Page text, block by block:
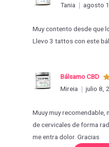
Tania
agosto
Muy contento desde que
Llevo 3 tattos con este
Bálsamo CBD
Mireia
julio 8,
Muuy muy
de cervicales de forma
me entra dolor. Gracias